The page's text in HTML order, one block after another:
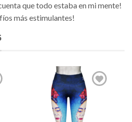
que todo estaba en mi mente!
más estimulantes!